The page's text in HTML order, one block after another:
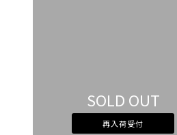
SOLD OUT
再入荷受付